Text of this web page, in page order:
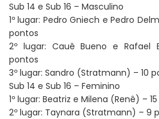
Sub 14 e Sub 16 – Masculino
1º lugar: Pedro Gniech e Pedro
pontos
2º lugar: Cauê Bueno e Rafael
pontos
3º lugar: Sandro (Stratmann) – 10
Sub 14 e Sub 16 – Feminino
1º lugar: Beatriz e Milena (Renê) –
2º lugar: Taynara (Stratmann) – 9